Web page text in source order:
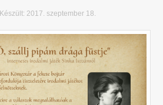
Készült: 2017. szeptember 18.